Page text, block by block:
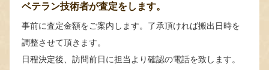
ベテラン技術者が査定をします。
事前に査定金額をご案内します。了承頂ければ搬出日時を
調整させて頂きます。
日程決定後、訪問前日に担当より確認の電話を致します。